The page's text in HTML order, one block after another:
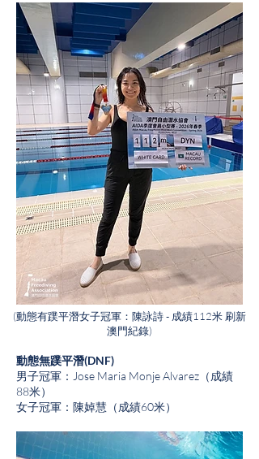
(動態有蹼平潛女子冠軍：陳詠詩 - 成績112米 刷新
澳門紀錄)
動態無蹼平潛(DNF)
男子冠軍：Jose Maria Monje Alvarez（成績
88米）
女子冠軍：陳婥慧（成績60米）